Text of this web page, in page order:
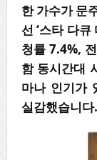
한 가수가 문
선 ‘스타 다
청률 7.4%,
함 동시간대
마나 인기가
실감했습니다.